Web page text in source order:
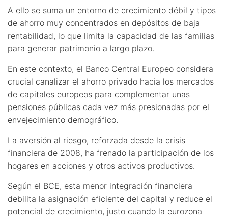
A ello se suma un entorno de crecimiento débil y tipos
de ahorro muy concentrados en depósitos de baja
rentabilidad, lo que limita la capacidad de las familias
para generar patrimonio a largo plazo.
En este contexto, el Banco Central Europeo considera
crucial canalizar el ahorro privado hacia los mercados
de capitales europeos para complementar unas
pensiones públicas cada vez más presionadas por el
envejecimiento demográfico.
La aversión al riesgo, reforzada desde la crisis
financiera de 2008, ha frenado la participación de los
hogares en acciones y otros activos productivos.
Según el BCE, esta menor integración financiera
debilita la asignación eficiente del capital y reduce el
potencial de crecimiento, justo cuando la eurozona